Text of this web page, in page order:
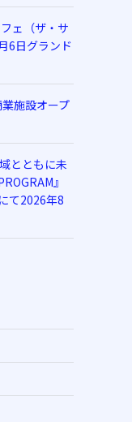
ェ（ザ・サ
6日グランド
施設オープ
とともに未
』
て2026年8